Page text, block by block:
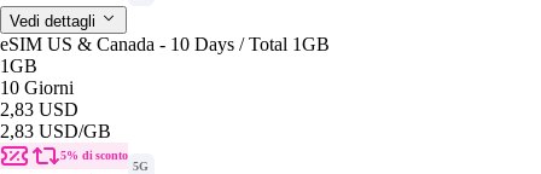
Vedi dettagli
eSIM US & Canada - 10 Days / Total 1GB
1GB
10 Giorni
2,83 USD
2,83 USD/GB
5% di sconto
5G